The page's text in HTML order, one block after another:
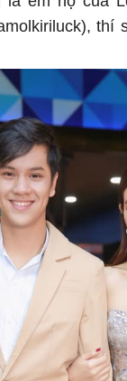
là em họ của
thí